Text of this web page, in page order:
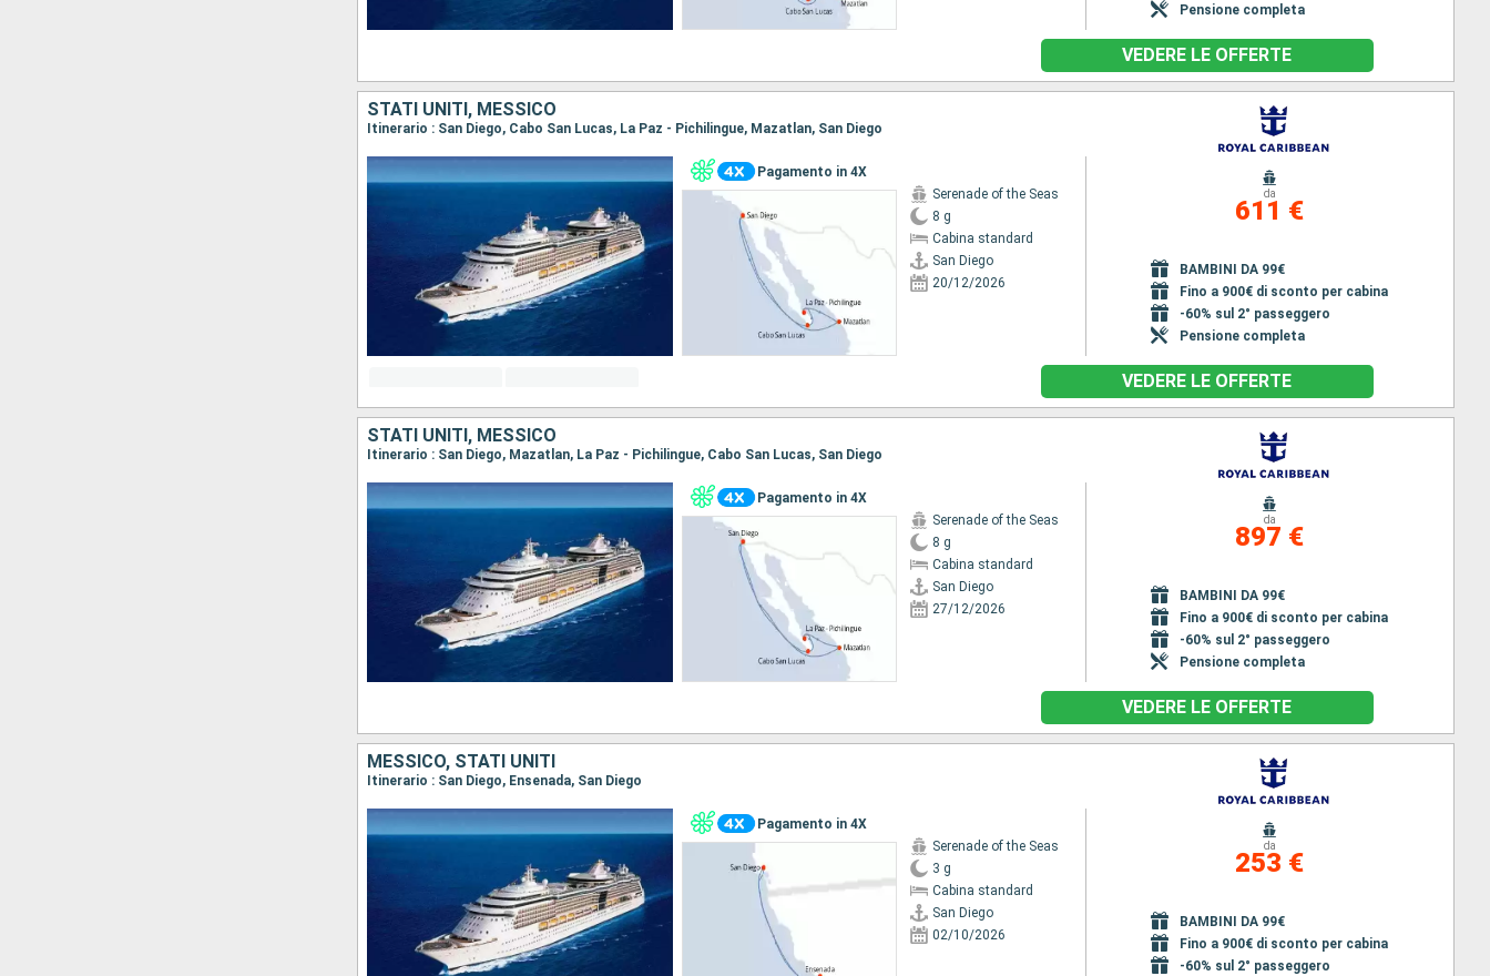
Pensione completa
VEDERE LE OFFERTE
STATI UNITI, MESSICO
Itinerario : San Diego, Cabo San Lucas, La Paz - Pichilingue, Mazatlan, San Diego
Pagamento in 4X
Serenade of the Seas
8 g
Cabina standard
San Diego
20/12/2026
da
611 €
BAMBINI DA 99€
Fino a 900€ di sconto per cabina
-60% sul 2° passeggero
Pensione completa
VEDERE LE OFFERTE
STATI UNITI, MESSICO
Itinerario : San Diego, Mazatlan, La Paz - Pichilingue, Cabo San Lucas, San Diego
Pagamento in 4X
Serenade of the Seas
8 g
Cabina standard
San Diego
27/12/2026
da
897 €
BAMBINI DA 99€
Fino a 900€ di sconto per cabina
-60% sul 2° passeggero
Pensione completa
VEDERE LE OFFERTE
MESSICO, STATI UNITI
Itinerario : San Diego, Ensenada, San Diego
Pagamento in 4X
Serenade of the Seas
3 g
Cabina standard
San Diego
02/10/2026
da
253 €
BAMBINI DA 99€
Fino a 900€ di sconto per cabina
-60% sul 2° passeggero